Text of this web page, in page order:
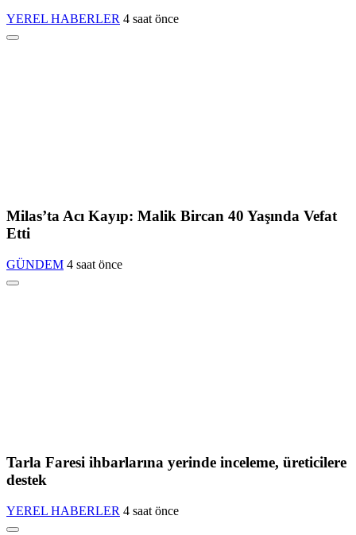
YEREL HABERLER 4 saat önce
Milas’ta Acı Kayıp: Malik Bircan 40 Yaşında Vefat
Etti
GÜNDEM 4 saat önce
Tarla Faresi ihbarlarına yerinde inceleme, üreticilere
destek
YEREL HABERLER 4 saat önce